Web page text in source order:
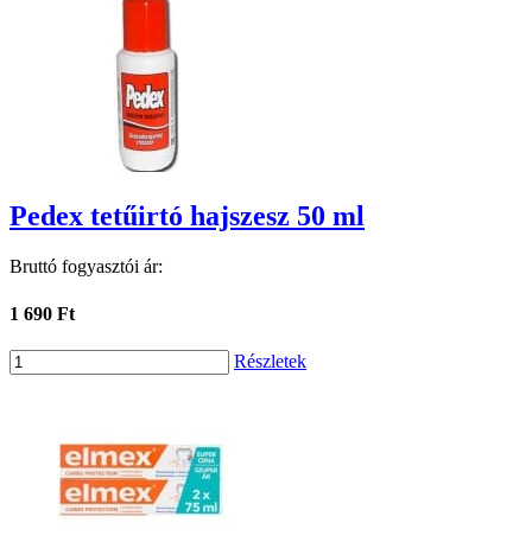
Pedex tetűirtó hajszesz 50 ml
Bruttó fogyasztói ár:
1 690 Ft
Részletek